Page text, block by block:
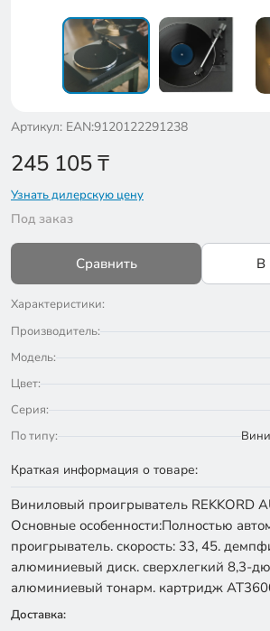
Артикул: EAN:9120122291238
245 105₸
Узнать дилерскую цену
Под заказ
Сравнить В
Характеристики:
Производитель:
Модель:
Цвет:
Серия:
По типу:
Краткая информация о товаре:
Виниловый проигрыватель REKKORD
Основные особенности:Полностью
проигрыватель. скорость: 33, 45.
алюминиевый диск. сверхлегкий 8,3-
алюминиевый тонарм. картридж
Доставка: